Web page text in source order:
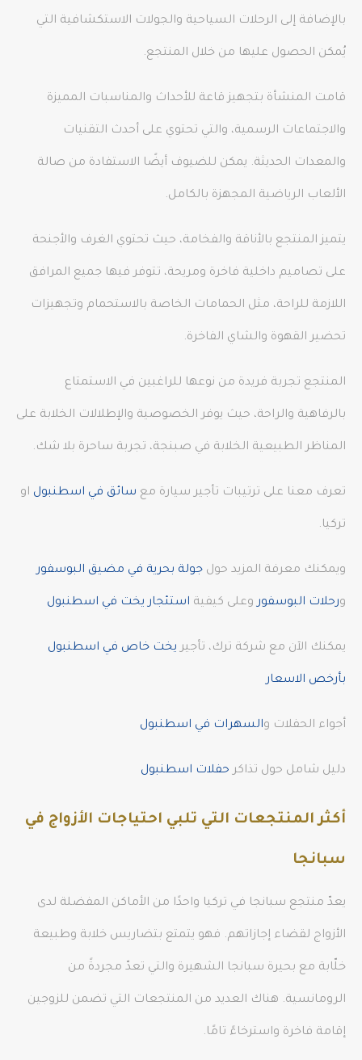
بالإضافة إلى الرحلات السياحية والجولات الاستكشافية التي
يُمكن الحصول عليها من خلال المنتجع.
قامت المنشأة بتجهيز قاعة للأحداث والمناسبات المميزة
والاجتماعات الرسمية، والتي تحتوي على أحدث التقنيات
والمعدات الحديثة. يمكن للضيوف أيضًا الاستفادة من صالة
الألعاب الرياضية المجهزة بالكامل.
يتميز المنتجع بالأناقة والفخامة، حيث تحتوي الغرف والأجنحة
على تصاميم داخلية فاخرة ومريحة، تتوفر فيها جميع المرافق
اللازمة للراحة، مثل الحمامات الخاصة بالاستحمام وتجهيزات
تحضير القهوة والشاي الفاخرة.
المنتجع تجربة فريدة من نوعها للراغبين في الاستمتاع
بالرفاهية والراحة، حيث يوفر الخصوصية والإطلالات الخلابة على
المناظر الطبيعية الخلابة في صبنجة، تجربة ساحرة بلا شك.
تعرف معنا على ترتيبات تأجير سيارة مع سائق في اسطنبول او
تركيا.
ويمكنك معرفة المزيد حول جولة بحرية في مضيق البوسفور
ورحلات البوسفوروعلى كيفية استئجار يخت في اسطنبول
يمكنك الآن مع شركة ترك، تأجير يخت خاص في اسطنبول
بأرخص الاسعار
أجواء الحفلات والسهرات في اسطنبول
دليل شامل حول تذاكر حفلات اسطنبول
أكثر المنتجعات التي تلبي احتياجات الأزواج في
سبانجا
يعدّ منتجع سبانجا في تركيا واحدًا من الأماكن المفضلة لدى
الأزواج لقضاء إجازاتهم. فهو يتمتع بتضاريس خلابة وطبيعة
خلّابة مع بحيرة سبانجا الشهيرة والتي تعدّ مجردةً من
الرومانسية. هناك العديد من المنتجعات التي تضمن للزوجين
إقامة فاخرة واسترخاءً تامًا.